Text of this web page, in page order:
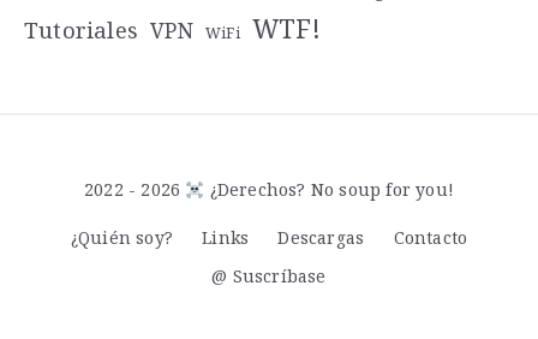
Tutoriales VPN WiFi WTF!
2022 - 2026 ¿Derechos? No soup for you!
¿Quién soy? Links Descargas
Contacto
@ Suscríbase